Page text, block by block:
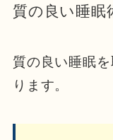
質の良い睡眠
質の良い睡眠
ります。